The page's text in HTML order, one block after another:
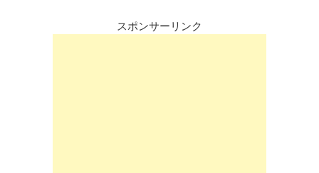
スポンサーリンク